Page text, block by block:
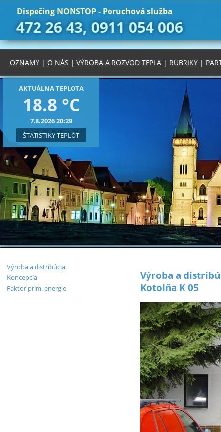
OZNAMY | O NÁS | VÝROBA A ROZVOD TEPLA | RUBRIKY |
AKTUÁLNA TEPLOTA
18.8 °C
7.8.2026 20:29
ŠTATISTIKY TEPLÔT
Výroba a distribúcia
Koncepcia
Faktor prim. energie
Výroba a
Kotolňa K 05
Dispečing NONSTOP - Poruchová služba
472 26 43, 0911 054 006